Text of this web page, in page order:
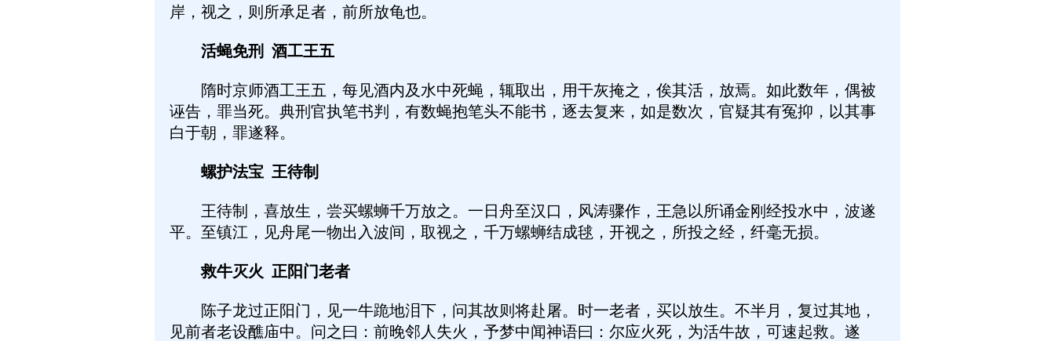
岸，视之，则所承足者，前所放龟也。
活蝇免刑 酒工王五
隋时京师酒工王五，每见酒内及水中死蝇，辄取出，用干灰掩之，俟其活，放焉。如此数年，偶被
诬告，罪当死。典刑官执笔书判，有数蝇抱笔头不能书，逐去复来，如是数次，官疑其有冤抑，以其事
白于朝，罪遂释。
螺护法宝 王待制
王待制，喜放生，尝买螺蛳千万放之。一日舟至汉口，风涛骤作，王急以所诵金刚经投水中，波遂
平。至镇江，见舟尾一物出入波间，取视之，千万螺蛳结成毬，开视之，所投之经，纤毫无损。
救牛灭火 正阳门老者
陈子龙过正阳门，见一牛跪地泪下，问其故则将赴屠。时一老者，买以放生。不半月，复过其地，
见前者老设醮庙中。问之曰：前晚邻人失火，予梦中闻神语曰：尔应火死，为活牛故，可速起救。遂